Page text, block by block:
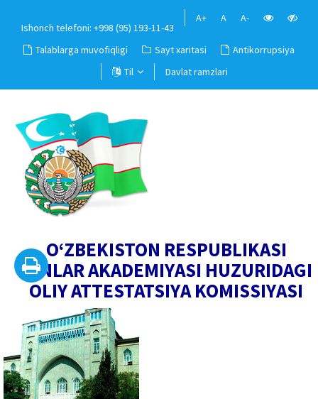
Ishonch telefoni: +998 (95) 193-11-43
A+ A A-
Talablarga muvofiqligi Sayt xaritasi
Antikorrupsiya
Til
Davlat ramzlari
O‘ZBEKISTON RESPUBLIKASI
FANLAR AKADEMIYASI HUZURIDAGI
OLIY ATTESTATSIYA KOMISSIYASI